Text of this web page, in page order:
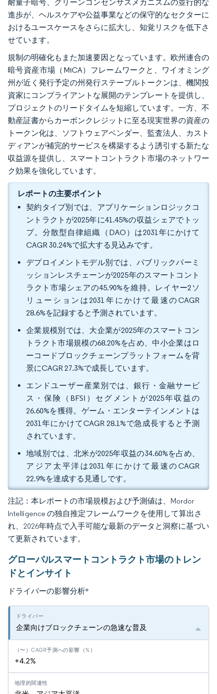
耐量子暗号、グリーンコンセンサスメカニズムの並行的な
進歩が、ヘルスケアや公益事業などの保守的なセクターに
おけるユースケースをさらに拡大し、知覚リスクを低下さ
せています。
規制の明確化もまた加速要因となっています。欧州連合の
暗号資産市場（MiCA）フレームワークと、ワイオミング
州が近く発行予定の州発行ステーブルトークンは、機関投
資家にコンプライアントな展開のテンプレートを提供し、
プロジェクトのリードタイムを短縮しています。一方、不
動産証書からカーボンクレジットに至る現実世界の資産の
トークン化は、ソフトウェアベンダー、監査法人、カスト
ディアンが補完的サービスを構築するよう誘引する新たな
収益源を提供し、スマートコントラクト市場のネットワー
ク効果を強化しています。
レポートの主要ポイント
契約タイプ別では、アプリケーションロジックコ
ントラクトが2025年に41.45%の収益シェアでトッ
プ。分散型自律組織（DAO）は2031年にかけて
CAGR 30.24%で拡大する見込みです。
デプロイメントモデル別では、パブリックパーミ
ッションレスチェーンが2025年のスマートコント
ラクト市場シェアの45.90%を維持。レイヤー2ソ
リューションは2031年にかけて最速のCAGR
28.6%を記録すると予測されています。
企業規模別では、大企業が2025年のスマートコン
トラクト市場規模の68.20%を占め、中小企業はロ
ーコードブロックチェーンプラットフォームを背
景にCAGR 27.3%で成長しています。
エンドユーザー産業別では、銀行・金融サービ
ス・保険（BFSI）セグメントが2025年収益の
26.60%を獲得。ゲーム・エンターテインメントは
2031年にかけてCAGR 28.1%で急成長すると予測
されています。
地域別では、北米が2025年収益の34.60%を占め、
アジア太平洋は2031年にかけて最速のCAGR
22.9%を達成する見通しです。
注記：本レポートの市場規模および予測値は、Mordor
Intelligence の独自推定フレームワークを使用して算出さ
れ、2026年時点で入手可能な最新のデータと洞察に基づい
て更新されています。
グローバルスマートコントラクト市場のトレン
ドとインサイト
ドライバーの影響分析*
企業向けブロックチェーンの急速な普及
+4.2%